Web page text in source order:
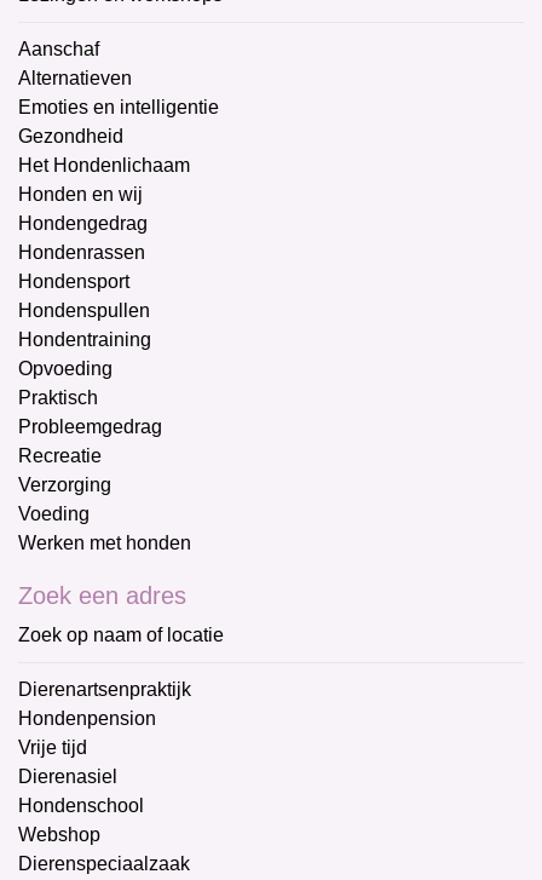
Aanschaf
Alternatieven
Emoties en intelligentie
Gezondheid
Het Hondenlichaam
Honden en wij
Hondengedrag
Hondenrassen
Hondensport
Hondenspullen
Hondentraining
Opvoeding
Praktisch
Probleemgedrag
Recreatie
Verzorging
Voeding
Werken met honden
Zoek een adres
Zoek op naam of locatie
Dierenartsenpraktijk
Hondenpension
Vrije tijd
Dierenasiel
Hondenschool
Webshop
Dierenspeciaalzaak